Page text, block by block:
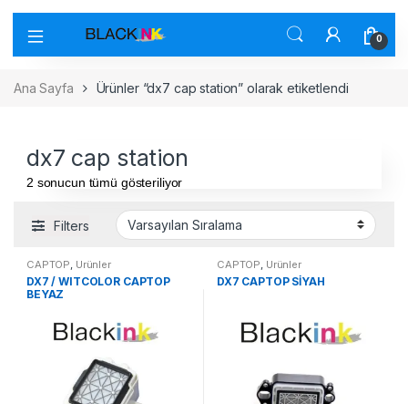
0
Ana Sayfa Ürünler “dx7 cap station” olarak etiketlendi
dx7 cap station
2 sonucun tümü gösteriliyor
Filters
CAPTOP, Ürünler
DX7 / WITCOLOR CAPTOP
BEYAZ
CAPTOP, Ürünler
DX7 CAPTOP SİYAH